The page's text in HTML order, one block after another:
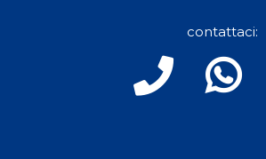
contattaci: